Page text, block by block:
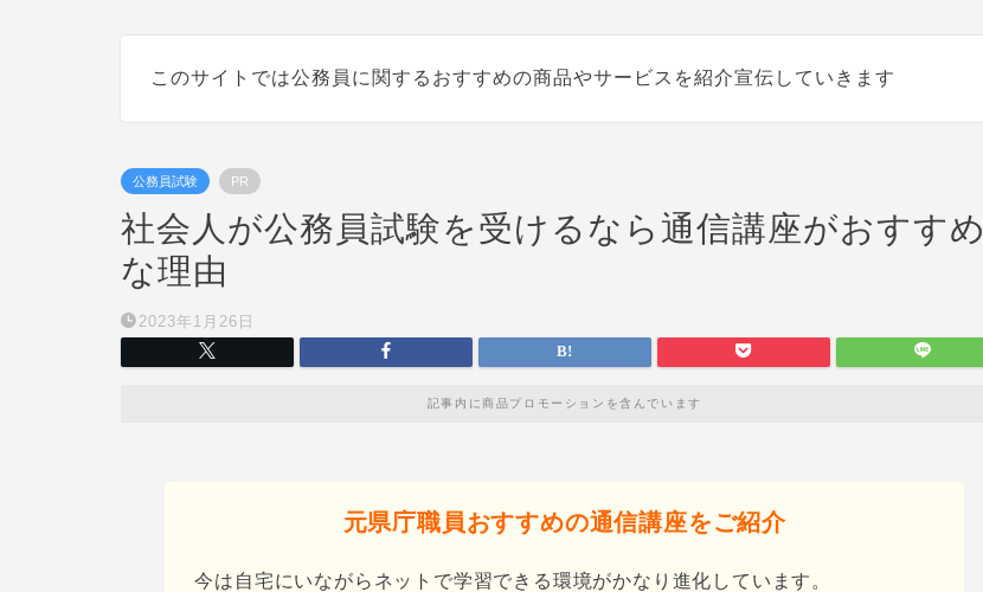
このサイトでは公務員に関するおすすめの商品やサービスを紹介宣伝していきます
公務員試験 PR
社会人が公務員試験を受けるなら通信講座がおすすめ
な理由
2023年1月26日
記事内に商品プロモーションを含んでいます
元県庁職員おすすめの通信講座をご紹介
今は自宅にいながらネットで学習できる環境がかなり進化しています。